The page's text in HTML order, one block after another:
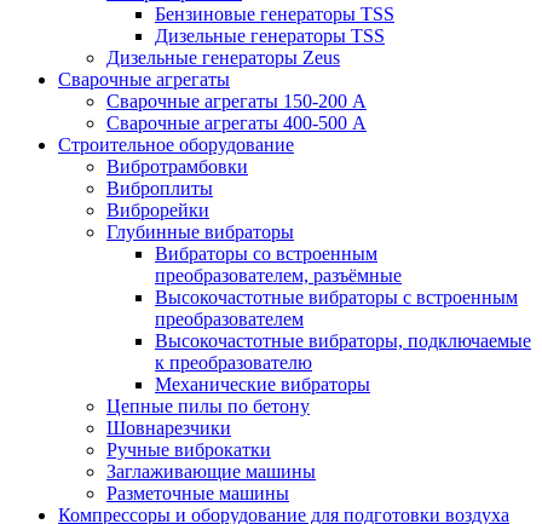
Бензиновые генераторы TSS
Дизельные генераторы TSS
Дизельные генераторы Zeus
Сварочные агрегаты
Сварочные агрегаты 150-200 А
Сварочные агрегаты 400-500 А
Строительное оборудование
Вибротрамбовки
Виброплиты
Виброрейки
Глубинные вибраторы
Вибраторы со встроенным
преобразователем, разъёмные
Высокочастотные вибраторы с встроенным
преобразователем
Высокочастотные вибраторы, подключаемые
к преобразователю
Механические вибраторы
Цепные пилы по бетону
Шовнарезчики
Ручные виброкатки
Заглаживающие машины
Разметочные машины
Компрессоры и оборудование для подготовки воздуха